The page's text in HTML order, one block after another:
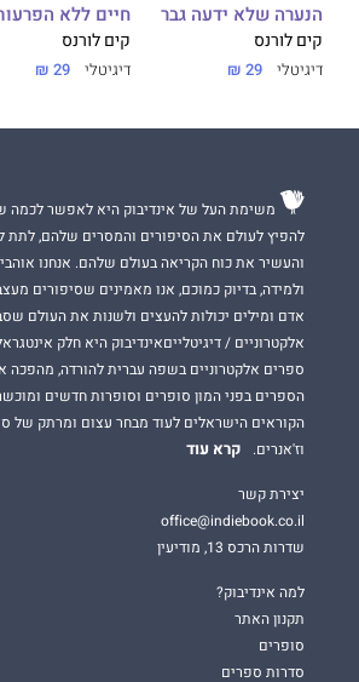
הנערה שלא ידעה גבר
קים לורנס
דיגיטלי 29 ₪
חיים ללא
קים לורנס
דיגיטלי 29 ₪
משימת העל של אינדיבוק היא לאפשר לכמה
להפיץ לעולם את הסיפורים והמסרים שלהם, לתת
והעשיר את כוח הקריאה בעולם שלהם. אנחנו
ולמידה, בדיוק כמוכם, אנו מאמינים שסיפורים
אדם ומילים יכולות להעצים ולשנות את העולם
אלקטרוניים / דיגיטלייםאינדיבוק היא חלק
ספרים אלקטרוניים בשפה עברית להורדה,
הספרים בפני המון סופרים וסופרות חדשים
הקוראים הישראלים לעוד מבחר עצום ומרתק של
וז'אנרים.
קרא עוד
יצירת קשר
office@indiebook.co.il
שדרות הרכס 13, מודיעין
למה אינדיבוק?
תקנון האתר
סופרים
סדרות ספרים